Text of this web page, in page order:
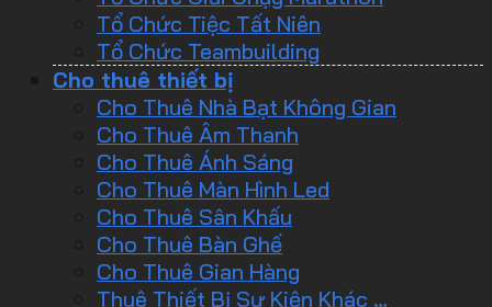
Tổ Chức Tiệc Tất Niên
Tổ Chức Teambuilding
Cho thuê thiết bị
Cho Thuê Nhà Bạt Không Gian
Cho Thuê Âm Thanh
Cho Thuê Ánh Sáng
Cho Thuê Màn Hình Led
Cho Thuê Sân Khấu
Cho Thuê Bàn Ghế
Cho Thuê Gian Hàng
Thuê Thiết Bị Sự Kiện Khác …